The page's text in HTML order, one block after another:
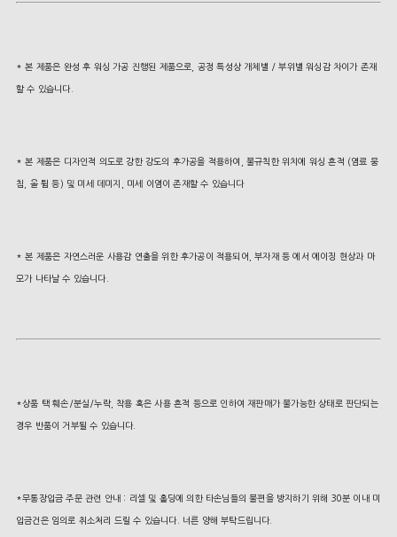
* 본 제품은 완성 후 워싱 가공 진행된 제품으로, 공정 특성상 개체별 / 부위별 워싱감 차이가 존재
할 수 있습니다.
* 본 제품은 디자인적 의도로 강한 강도의 후가공을 적용하여, 불규칙한 위치에 워싱 흔적 (염료 뭉
침, 올 튐 등) 및 미세 데미지, 미세 이염이 존재할 수 있습니다
* 본 제품은 자연스러운 사용감 연출을 위한 후가공이 적용되어, 부자재 등 에서 에이징 현상과 마
모가 나타날 수 있습니다.
*상품 택 훼손/분실/누락, 착용 혹은 사용 흔적 등으로 인하여 재판매가 불가능한 상태로 판단되는
경우 반품이 거부될 수 있습니다.
*무통장입금 주문 관련 안내 : 리셀 및 홀딩에 의한 타손님들의 불편을 방지하기 위해 30분 이내 미
입금건은 임의로 취소처리 드릴 수 있습니다. 너른 양해 부탁드립니다.